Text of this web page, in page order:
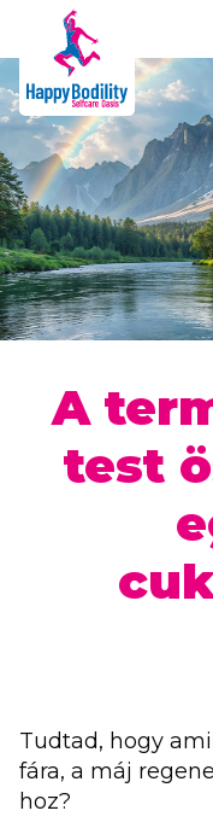
Happy Bodility Selfcare
A
test
2025. november
A
Tudtad, hogy
fára, a máj
hoz?